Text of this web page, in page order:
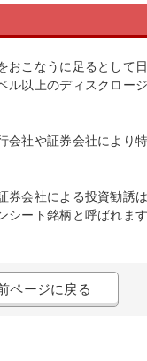
こなうに足るとして
ル以上のディスクロー
社や証券会社により
券会社による投資勧誘
シート銘柄と呼ばれま
ページに戻る